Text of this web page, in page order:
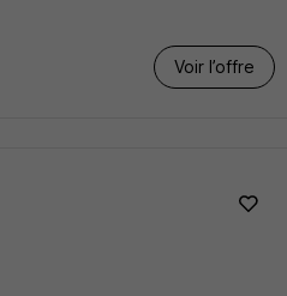
Voir l’offre